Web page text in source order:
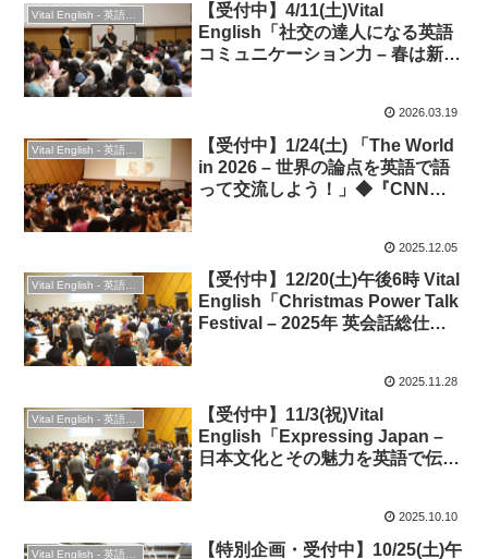
Vital English - 英語勉強会
【受付中】4/11(土)Vital
English「社交の達人になる英語
コミュニケーション力 – 春は新た
2026.03.19
Vital English - 英語勉強会
【受付中】1/24(土) 「The World
in 2026 – 世界の論点を英語で語
って交流しよう！」◆『CNN
2025.12.05
Vital English - 英語勉強会
【受付中】12/20(土)午後6時 Vital
English「Christmas Power Talk
Festival – 2025年 英会話総仕上
2025.11.28
Vital English - 英語勉強会
【受付中】11/3(祝)Vital
English「Expressing Japan –
日本文化とその魅力を英語で伝え
2025.10.10
Vital English - 英語勉強会
【特別企画・受付中】10/25(土)午